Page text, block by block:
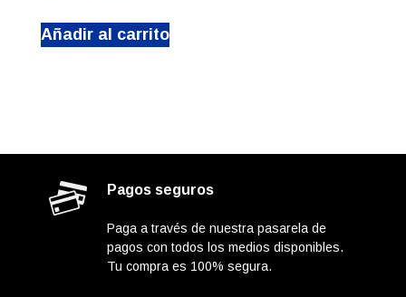
$3.699.000.
es:
Añadir al carrito
Pagos seguros
Paga a través de nuestra pasarela de
pagos con todos los medios disponibles.
Tu compra es 100% segura.